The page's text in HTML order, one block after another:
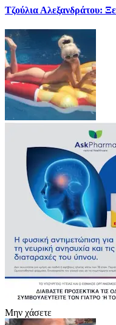
Τζούλια Αλεξανδράτου:
Μην χάσετε